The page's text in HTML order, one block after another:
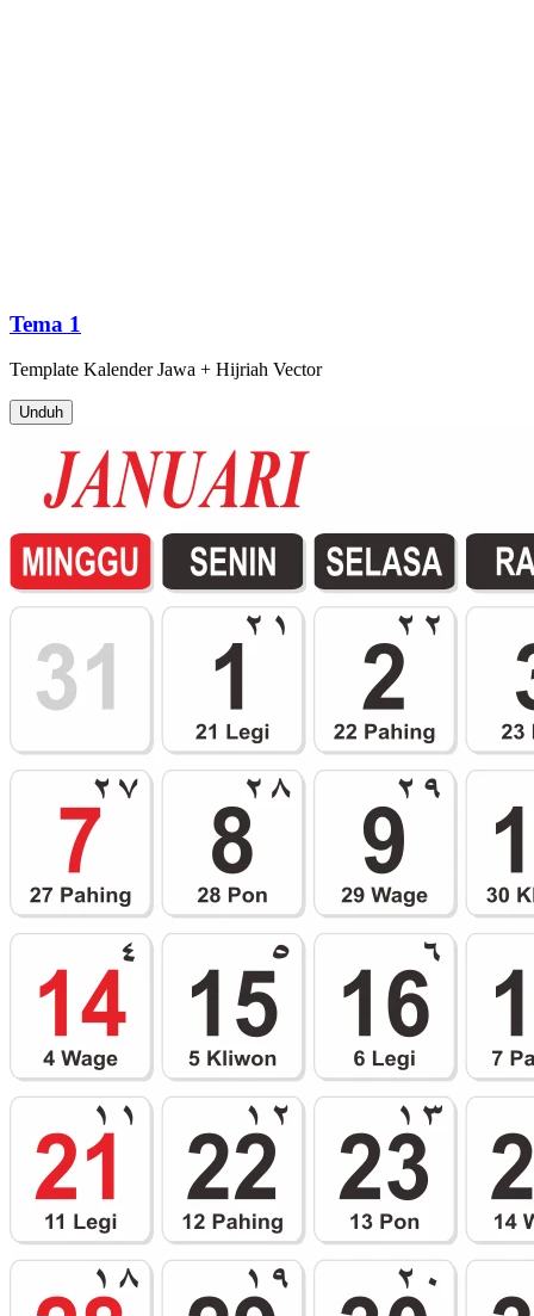
Tema 1
Template Kalender Jawa + Hijriah Vector
Unduh